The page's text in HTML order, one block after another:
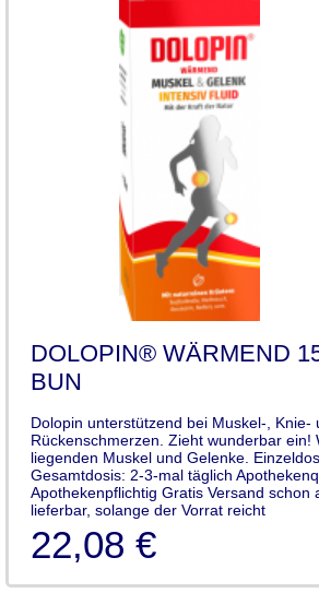
DOLOPIN® WÄRMEND
BUN
Dolopin unterstützend bei Muskel-, Knie-
Rückenschmerzen. Zieht wunderbar ein!
liegenden Muskel und Gelenke.
Gesamtdosis: 2-3-mal täglich
Apothekenpflichtig Gratis Versand schon
lieferbar, solange der Vorrat reicht
22,08 €